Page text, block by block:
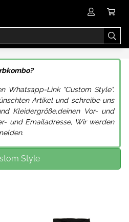
Whatsapp-Link "Custom Style".
Artikel und schreibe uns
Kleidergröße,deinen Vor- und
und Emailadresse, Wir werden
Style